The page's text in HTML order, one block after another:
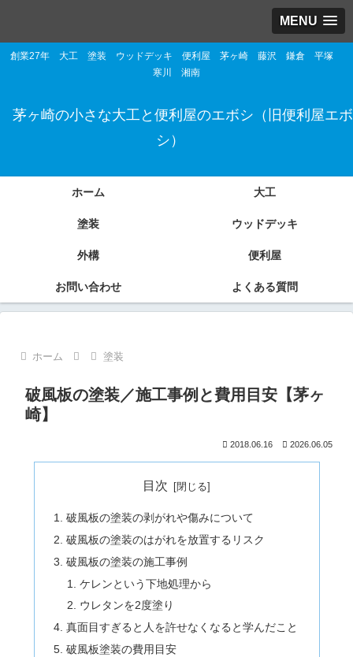
MENU
創業27年 大工 塗装 ウッドデッキ 便利屋 茅ヶ崎 藤沢 鎌倉 平塚
寒川 湘南
茅ヶ崎の小さな大工と便利屋のエボシ（旧便利屋エボ
シ）
ホーム 大工
塗装 ウッドデッキ
外構 便利屋
お問い合わせ よくある質問
ホーム 塗装
破風板の塗装／施工事例と費用目安【茅ヶ
崎】
2018.06.16 2026.06.05
目次
破風板の塗装の剥がれや傷みについて
破風板の塗装のはがれを放置するリスク
破風板の塗装の施工事例
ケレンという下地処理から
ウレタンを2度塗り
真面目すぎると人を許せなくなると学んだこと
破風板塗装の費用目安